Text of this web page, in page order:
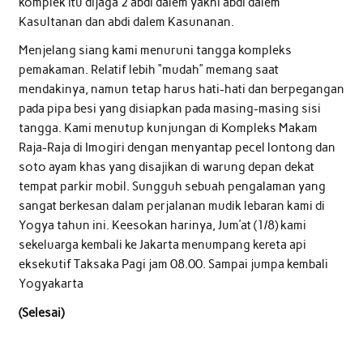
Kasultanan dan abdi dalem Kasunanan.
Menjelang siang kami menuruni tangga kompleks
pemakaman. Relatif lebih “mudah” memang saat
mendakinya, namun tetap harus hati-hati dan berpegangan
pada pipa besi yang disiapkan pada masing-masing sisi
tangga. Kami menutup kunjungan di Kompleks Makam
Raja-Raja di Imogiri dengan menyantap pecel lontong dan
soto ayam khas yang disajikan di warung depan dekat
tempat parkir mobil. Sungguh sebuah pengalaman yang
sangat berkesan dalam perjalanan mudik lebaran kami di
Yogya tahun ini. Keesokan harinya, Jum’at (1/8) kami
sekeluarga kembali ke Jakarta menumpang kereta api
eksekutif Taksaka Pagi jam 08.00. Sampai jumpa kembali
Yogyakarta
(Selesai)